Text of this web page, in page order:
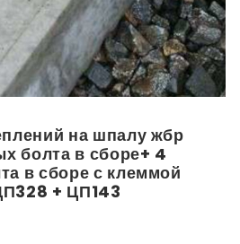
на шпалу жбр
болта в сборе+ 4
в сборе с клеммой
+ ЦП143